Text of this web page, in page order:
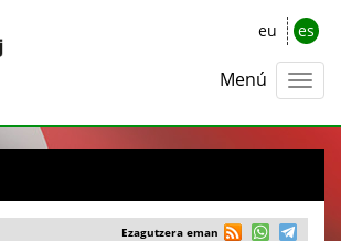
eu es
Menú
Ezagutzera eman